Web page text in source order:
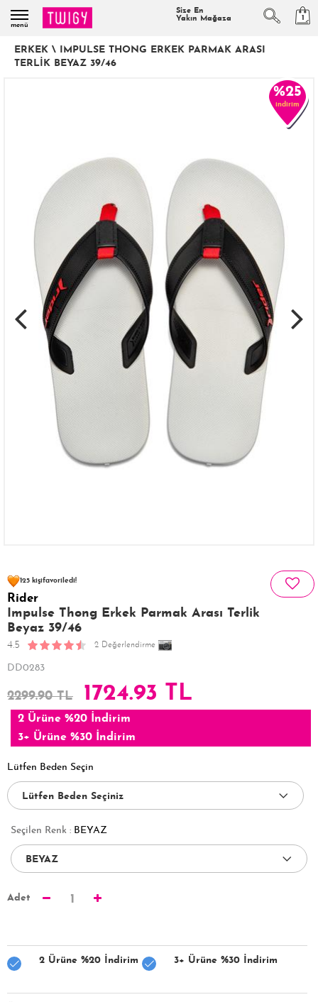
menü
Size En
Yakın Mağaza
1
ERKEK \ IMPULSE THONG ERKEK PARMAK ARASI
TERLIK BEYAZ 39/46
%25
indirim
125 kişifavoriledi!
19 kişi
412 kişi
Rider
Impulse Thong Erkek Parmak Arası Terlik
Beyaz 39/46
4.5 2 Değerlendirme
DD0283
2299.90 TL 1724.93 TL
2 Ürüne %20 İndirim
3+ Ürüne %30 İndirim
Lütfen Beden Seçin
Seçilen Renk : BEYAZ
Adet 1
2 Ürüne %20 İndirim 3+ Ürüne %30 İndirim